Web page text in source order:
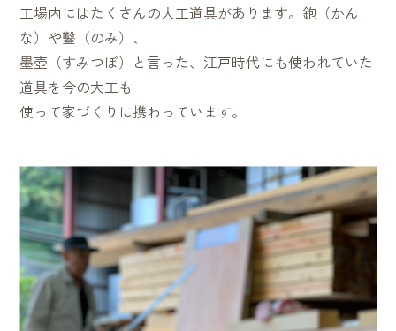
工場内にはたくさんの大工道具があります。鉋（かん
な）や鑿（のみ）、
墨壺（すみつぼ）と言った、江戸時代にも使われていた
道具を今の大工も
使って家づくりに携わっています。